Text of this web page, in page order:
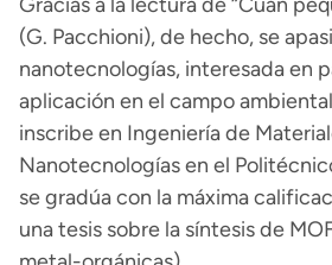
(G. Pacchioni), de hecho, se
nanotecnologías, interesada en
aplicación en el campo
inscribe en Ingeniería de
Nanotecnologías en el
se gradúa con la máxima
una tesis sobre la síntesis de